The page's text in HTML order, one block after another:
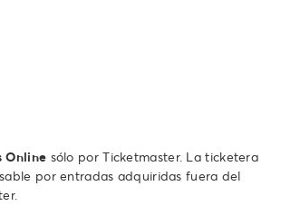
Online sólo por Ticketmaster. La ticketera
por entradas adquiridas fuera del